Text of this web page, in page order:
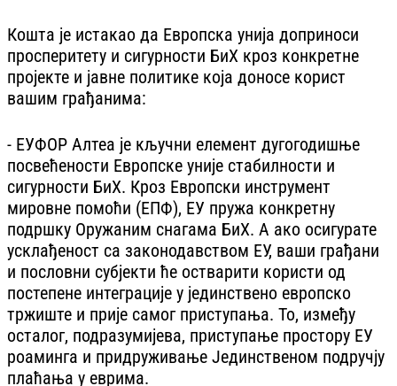
Кошта је истакао да Европска унија доприноси
просперитету и сигурности БиХ кроз конкретне
пројекте и јавне политике која доносе корист
вашим грађанима:
- ЕУФОР Алтеа је кључни елемент дугогодишње
посвећености Европске уније стабилности и
сигурности БиХ. Кроз Европски инструмент
мировне помоћи (ЕПФ), ЕУ пружа конкретну
подршку Оружаним снагама БиХ. А ако осигурате
усклађеност са законодавством ЕУ, ваши грађани
и пословни субјекти ће остварити користи од
постепене интеграције у јединствено европско
тржиште и прије самог приступања. То, између
осталог, подразумијева, приступање простору ЕУ
роаминга и придруживање Јединственом подручју
плаћања у еврима.